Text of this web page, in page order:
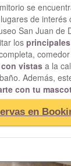
se
de interés
San Juan de
los
vistasa la
Además,
con tu
en